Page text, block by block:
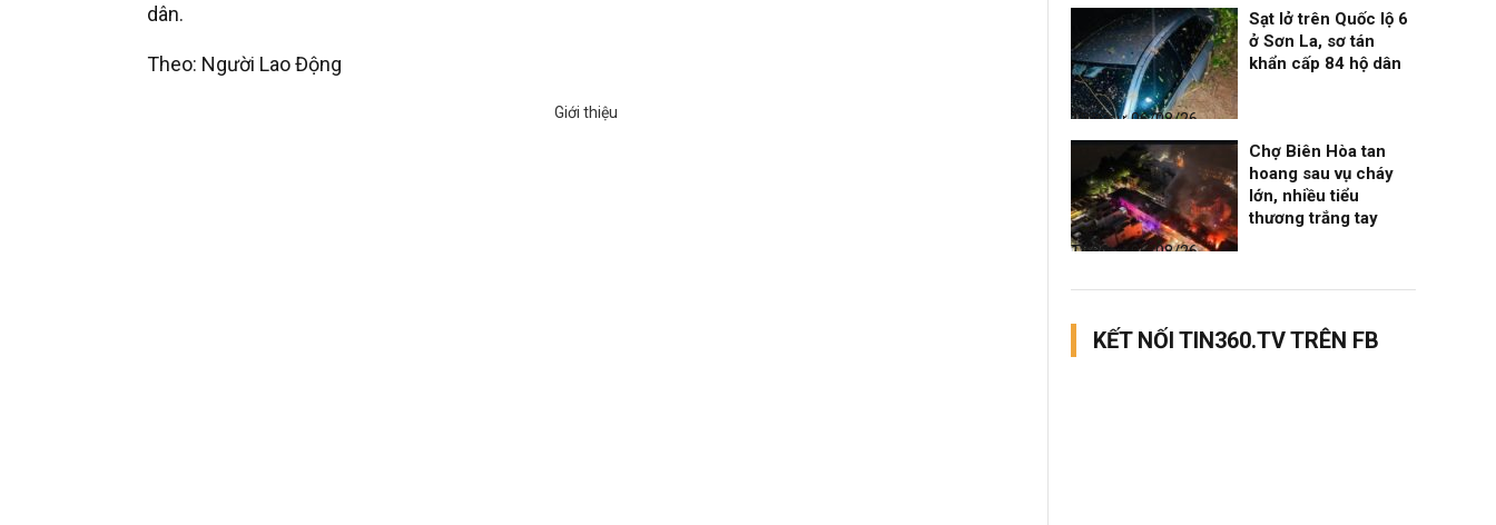
dân.
Theo: Người Lao Động
Thời sự
06/08/26, 12:33
Sạt lở trên Quốc lộ 6
ở Sơn La, sơ tán
khẩn cấp 84 hộ dân
Thời sự
06/08/26, 12:30
Chợ Biên Hòa tan
hoang sau vụ cháy
lớn, nhiều tiểu
thương trắng tay
KẾT NỐI TIN360.TV TRÊN FB